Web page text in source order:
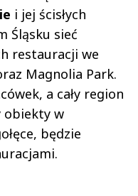
i jej ścisłych
Śląsku sieć
restauracji we
Magnolia Park.
a cały region
obiekty w
będzie